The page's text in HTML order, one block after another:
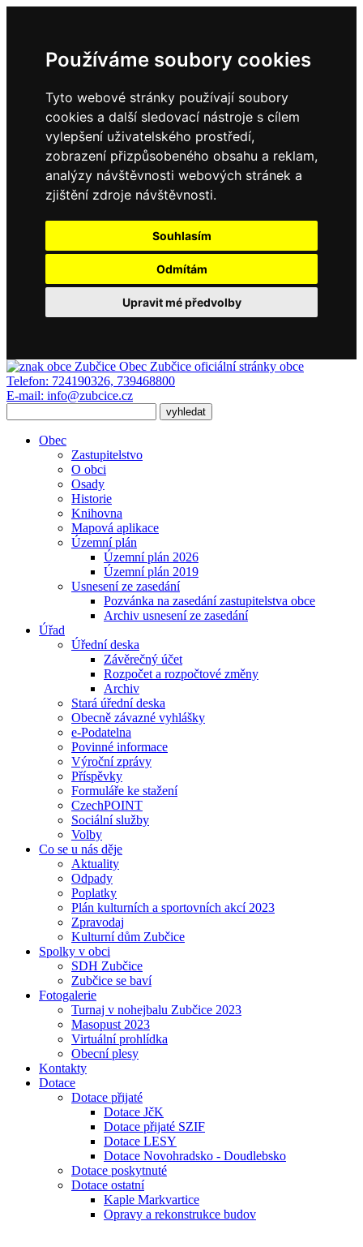
Používáme soubory cookies
Tyto webové stránky používají soubory
cookies a další sledovací nástroje s cílem
vylepšení uživatelského prostředí,
zobrazení přizpůsobeného obsahu a reklam,
analýzy návštěvnosti webových stránek a
zjištění zdroje návštěvnosti.
Souhlasím
Odmítám
Upravit mé předvolby
Obec Zubčice oficiální stránky obce
Telefon: 724190326, 739468800
E-mail: info@zubcice.cz
Obec
Zastupitelstvo
O obci
Osady
Historie
Knihovna
Mapová aplikace
Územní plán
Územní plán 2026
Územní plán 2019
Usnesení ze zasedání
Pozvánka na zasedání zastupitelstva obce
Archiv usnesení ze zasedání
Úřad
Úřední deska
Závěrečný účet
Rozpočet a rozpočtové změny
Archiv
Stará úřední deska
Obecně závazné vyhlášky
e-Podatelna
Povinné informace
Výroční zprávy
Příspěvky
Formuláře ke stažení
CzechPOINT
Sociální služby
Volby
Co se u nás děje
Aktuality
Odpady
Poplatky
Plán kulturních a sportovních akcí 2023
Zpravodaj
Kulturní dům Zubčice
Spolky v obci
SDH Zubčice
Zubčice se baví
Fotogalerie
Turnaj v nohejbalu Zubčice 2023
Masopust 2023
Virtuální prohlídka
Obecní plesy
Kontakty
Dotace
Dotace přijaté
Dotace JčK
Dotace přijaté SZIF
Dotace LESY
Dotace Novohradsko - Doudlebsko
Dotace poskytnuté
Dotace ostatní
Kaple Markvartice
Opravy a rekonstrukce budov